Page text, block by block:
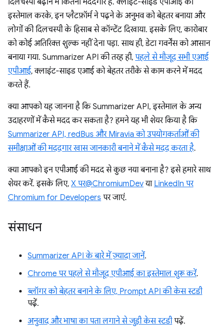
इस्तेमाल करके, इन प्लैटफ़ॉर्म ने पढ़ने के अनुभव को बेहतर बनाया और
लोगों की दिलचस्पी के हिसाब से कॉन्टेंट दिखाया. इसके लिए, कारोबार
को कोई अतिरिक्त शुल्क नहीं देना पड़ा. साथ ही, डेटा गवर्नेंस को आसान
बनाया गया. Summarizer API की तरह ही, पहले से मौजूद सभी एआई
एपीआई, क्लाइंट-साइड एआई को बेहतर तरीके से काम करने में मदद
करते हैं.
क्या आपको यह जानना है कि Summarizer API, इस्तेमाल के अन्य
उदाहरणों में कैसे मदद कर सकता है? हमने यह भी शेयर किया है कि
Summarizer API, redBus और Miravia को उपयोगकर्ताओं की
समीक्षाओं की मददगार खास जानकारी बनाने में कैसे मदद करता है.
क्या आपको इन एपीआई की मदद से कुछ नया बनाना है? इसे हमारे साथ
शेयर करें. इसके लिए, X पर@ChromiumDevया LinkedIn पर
Chromium for Developers पर जाएं.
संसाधन
Summarizer API के बारे में ज़्यादा जानें.
Chrome पर पहले से मौजूद एपीआई का इस्तेमाल शुरू करें.
ब्लॉगर को बेहतर बनाने के लिए, Prompt API की केस स्टडी
पढ़ें.
अनुवाद और भाषा का पता लगाने से जुड़ी केस स्टडीपढ़ें.